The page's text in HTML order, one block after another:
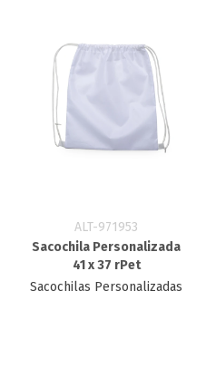
ALT-971953
Sacochila Personalizada
41 x 37 rPet
Sacochilas Personalizadas